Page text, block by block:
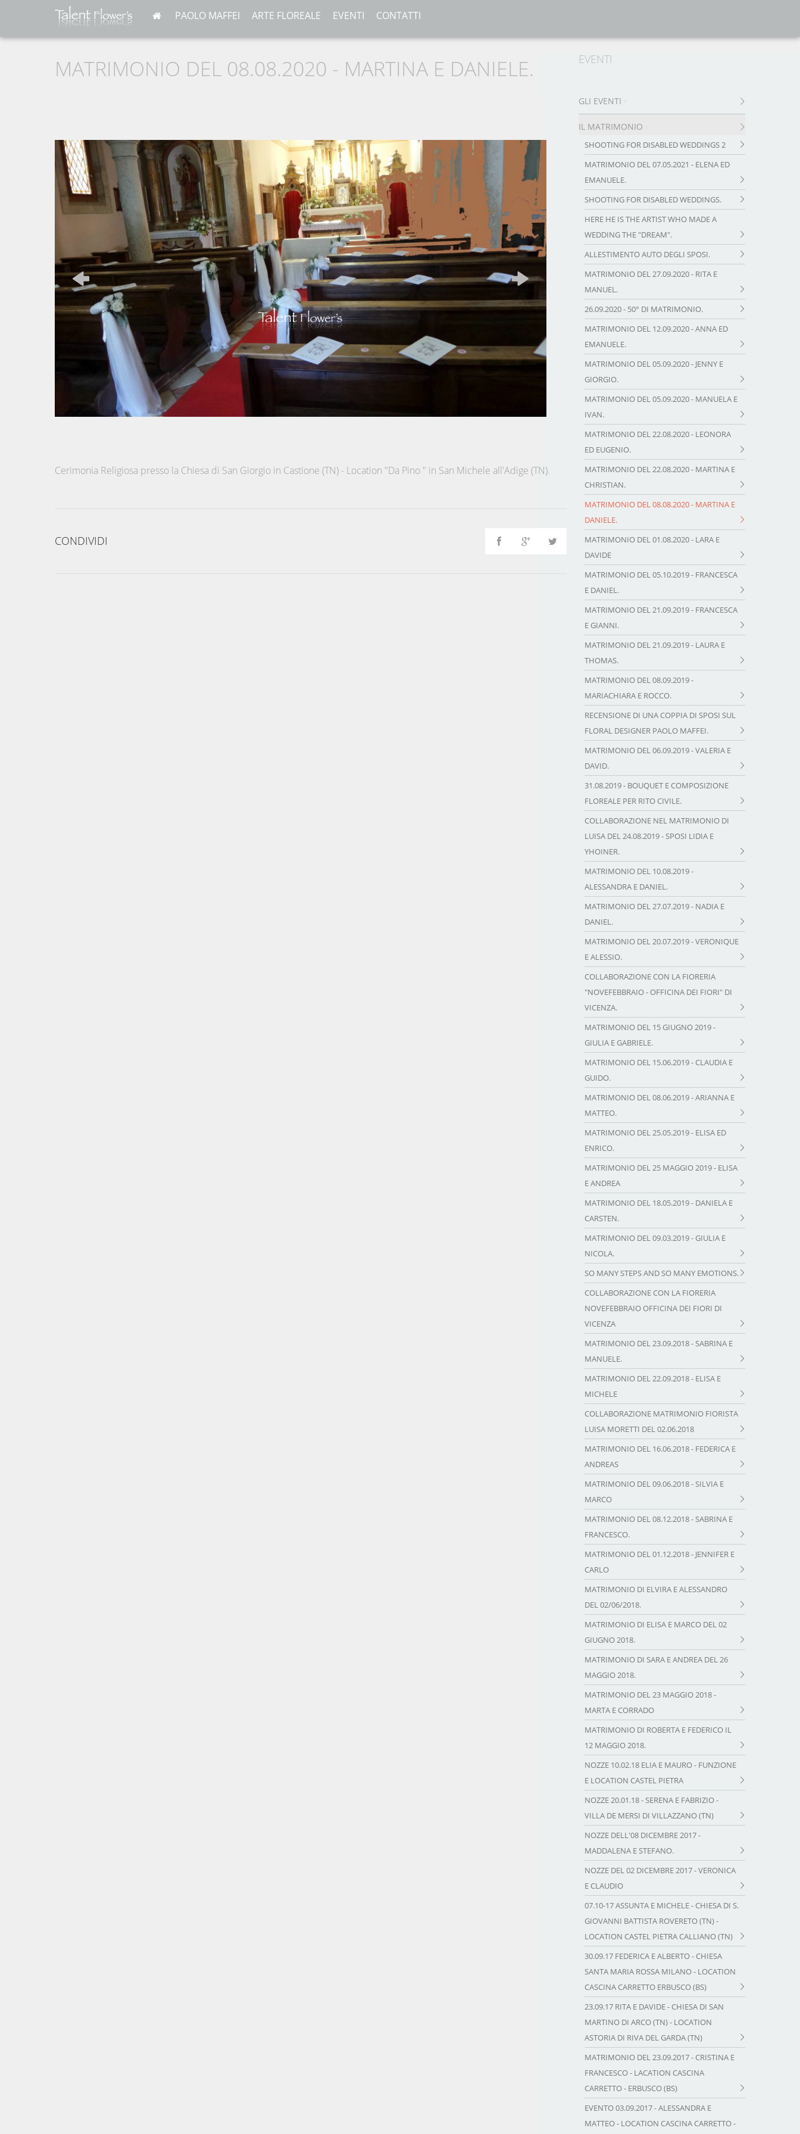
PAOLO MAFFEI ARTE FLOREALE EVENTI CONTATTI
MATRIMONIO DEL 08.08.2020 - MARTINA E DANIELE.
Cerimonia Religiosa presso la Chiesa di San Giorgio in Castione (TN) - Location "Da Pino " in San Michele all'Adige (TN).
CONDIVIDI
EVENTI
GLI EVENTI
IL MATRIMONIO
SHOOTING FOR DISABLED WEDDINGS 2
MATRIMONIO DEL 07.05.2021 - ELENA ED
EMANUELE.
SHOOTING FOR DISABLED WEDDINGS.
HERE HE IS THE ARTIST WHO MADE A
WEDDING THE "DREAM".
ALLESTIMENTO AUTO DEGLI SPOSI.
MATRIMONIO DEL 27.09.2020 - RITA E
MANUEL.
26.09.2020 - 50° DI MATRIMONIO.
MATRIMONIO DEL 12.09.2020 - ANNA ED
EMANUELE.
MATRIMONIO DEL 05.09.2020 - JENNY E
GIORGIO.
MATRIMONIO DEL 05.09.2020 - MANUELA E
IVAN.
MATRIMONIO DEL 22.08.2020 - LEONORA
ED EUGENIO.
MATRIMONIO DEL 22.08.2020 - MARTINA E
CHRISTIAN.
MATRIMONIO DEL 08.08.2020 - MARTINA E
DANIELE.
MATRIMONIO DEL 01.08.2020 - LARA E
DAVIDE
MATRIMONIO DEL 05.10.2019 - FRANCESCA
E DANIEL.
MATRIMONIO DEL 21.09.2019 - FRANCESCA
E GIANNI.
MATRIMONIO DEL 21.09.2019 - LAURA E
THOMAS.
MATRIMONIO DEL 08.09.2019 -
MARIACHIARA E ROCCO.
RECENSIONE DI UNA COPPIA DI SPOSI SUL
FLORAL DESIGNER PAOLO MAFFEI.
MATRIMONIO DEL 06.09.2019 - VALERIA E
DAVID.
31.08.2019 - BOUQUET E COMPOSIZIONE
FLOREALE PER RITO CIVILE.
COLLABORAZIONE NEL MATRIMONIO DI
LUISA DEL 24.08.2019 - SPOSI LIDIA E
YHOINER.
MATRIMONIO DEL 10.08.2019 -
ALESSANDRA E DANIEL.
MATRIMONIO DEL 27.07.2019 - NADIA E
DANIEL.
MATRIMONIO DEL 20.07.2019 - VERONIQUE
E ALESSIO.
COLLABORAZIONE CON LA FIORERIA
"NOVEFEBBRAIO - OFFICINA DEI FIORI" DI
VICENZA.
MATRIMONIO DEL 15 GIUGNO 2019 -
GIULIA E GABRIELE.
MATRIMONIO DEL 15.06.2019 - CLAUDIA E
GUIDO.
MATRIMONIO DEL 08.06.2019 - ARIANNA E
MATTEO.
MATRIMONIO DEL 25.05.2019 - ELISA ED
ENRICO.
MATRIMONIO DEL 25 MAGGIO 2019 - ELISA
E ANDREA
MATRIMONIO DEL 18.05.2019 - DANIELA E
CARSTEN.
MATRIMONIO DEL 09.03.2019 - GIULIA E
NICOLA.
SO MANY STEPS AND SO MANY EMOTIONS.
COLLABORAZIONE CON LA FIORERIA
NOVEFEBBRAIO OFFICINA DEI FIORI DI
VICENZA
MATRIMONIO DEL 23.09.2018 - SABRINA E
MANUELE.
MATRIMONIO DEL 22.09.2018 - ELISA E
MICHELE
COLLABORAZIONE MATRIMONIO FIORISTA
LUISA MORETTI DEL 02.06.2018
MATRIMONIO DEL 16.06.2018 - FEDERICA E
ANDREAS
MATRIMONIO DEL 09.06.2018 - SILVIA E
MARCO
MATRIMONIO DEL 08.12.2018 - SABRINA E
FRANCESCO.
MATRIMONIO DEL 01.12.2018 - JENNIFER E
CARLO
MATRIMONIO DI ELVIRA E ALESSANDRO
DEL 02/06/2018.
MATRIMONIO DI ELISA E MARCO DEL 02
GIUGNO 2018.
MATRIMONIO DI SARA E ANDREA DEL 26
MAGGIO 2018.
MATRIMONIO DEL 23 MAGGIO 2018 -
MARTA E CORRADO
MATRIMONIO DI ROBERTA E FEDERICO IL
12 MAGGIO 2018.
NOZZE 10.02.18 ELIA E MAURO - FUNZIONE
E LOCATION CASTEL PIETRA
NOZZE 20.01.18 - SERENA E FABRIZIO -
VILLA DE MERSI DI VILLAZZANO (TN)
NOZZE DELL'08 DICEMBRE 2017 -
MADDALENA E STEFANO.
NOZZE DEL 02 DICEMBRE 2017 - VERONICA
E CLAUDIO
07.10-17 ASSUNTA E MICHELE - CHIESA DI S.
GIOVANNI BATTISTA ROVERETO (TN) -
LOCATION CASTEL PIETRA CALLIANO (TN)
30.09.17 FEDERICA E ALBERTO - CHIESA
SANTA MARIA ROSSA MILANO - LOCATION
CASCINA CARRETTO ERBUSCO (BS)
23.09.17 RITA E DAVIDE - CHIESA DI SAN
MARTINO DI ARCO (TN) - LOCATION
ASTORIA DI RIVA DEL GARDA (TN)
MATRIMONIO DEL 23.09.2017 - CRISTINA E
FRANCESCO - LACATION CASCINA
CARRETTO - ERBUSCO (BS)
EVENTO 03.09.2017 - ALESSANDRA E
MATTEO - LOCATION CASCINA CARRETTO -